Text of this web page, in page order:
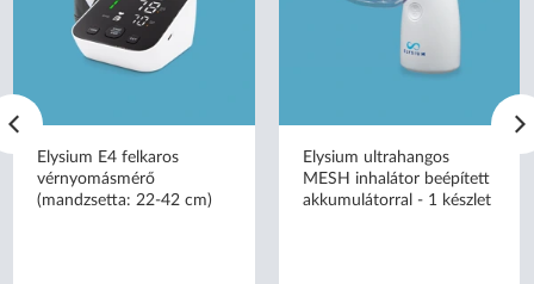
Elysium E4 felkaros
vérnyomásmérő
(mandzsetta: 22-42 cm)
Elysium ultrahangos
MESH inhalátor beépített
akkumulátorral - 1 készlet